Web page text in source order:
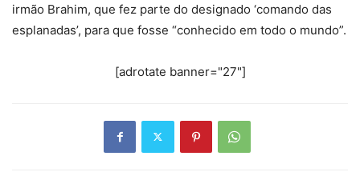
irmão Brahim, que fez parte do designado ‘comando das
esplanadas’, para que fosse “conhecido em todo o mundo”.
[adrotate banner="27"]